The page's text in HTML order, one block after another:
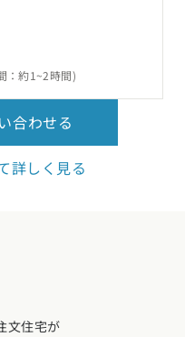
：約1~2時間)
合わせる
詳しく見る
文住宅が